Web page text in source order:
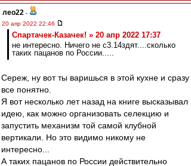
лео22 -
20 апр 2022 22:46
Спартачек-Казачек! » 20 апр 2022 17:37
не интересно. Ничего не с3.14здят....сколько
таких пацанов по России.....
Сереж, ну вот ты варишься в этой кухне и сразу
все понятно.
Я вот несколько лет назад на книге высказывал
идею, как можно организовать селекцию и
запустить механизм той самой клубной
вертикали. Но это видимо никому не
интересно...
А таких пацанов по России действительно